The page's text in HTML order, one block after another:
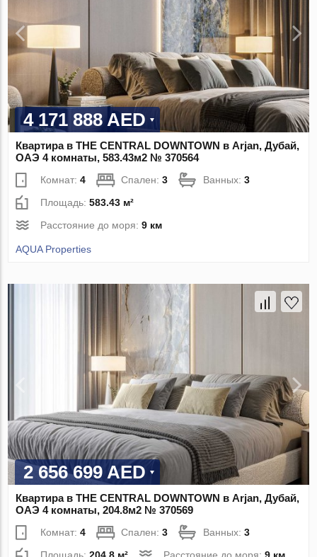
4 171 888 AED
Квартира в THE CENTRAL DOWNTOWN в Arjan, Дубай,
ОАЭ 4 комнаты, 583.43м2 № 370564
Комнат:4 Спален:3 Ванных:3
Площадь:583.43 м²
Расстояние до моря:9 км
AQUA Properties
2 656 699 AED
Квартира в THE CENTRAL DOWNTOWN в Arjan, Дубай,
ОАЭ 4 комнаты, 204.8м2 № 370569
Комнат:4 Спален:3 Ванных:3